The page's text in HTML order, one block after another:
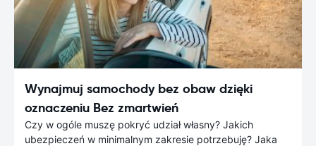
Wynajmuj samochody bez obaw dzięki
oznaczeniu Bez zmartwień
Czy w ogóle muszę pokryć udział własny? Jakich
ubezpieczeń w minimalnym zakresie potrzebuję? Jaka